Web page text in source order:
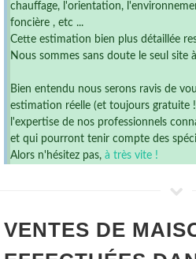
chauffage, l'orientation,
foncière , etc ...
Cette estimation bien plus détaillée
Nous sommes sans doute le seul site
Bien entendu nous serons ravis de
estimation réelle (et toujours gratuite
l'expertise de nos professionnels
et qui pourront tenir compte des
Alors n'hésitez pas, à très vite !
VENTES DE